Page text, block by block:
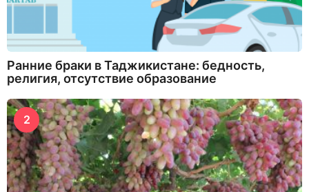
Ранние браки в Таджикистане: бедность,
религия, отсутствие образование
2